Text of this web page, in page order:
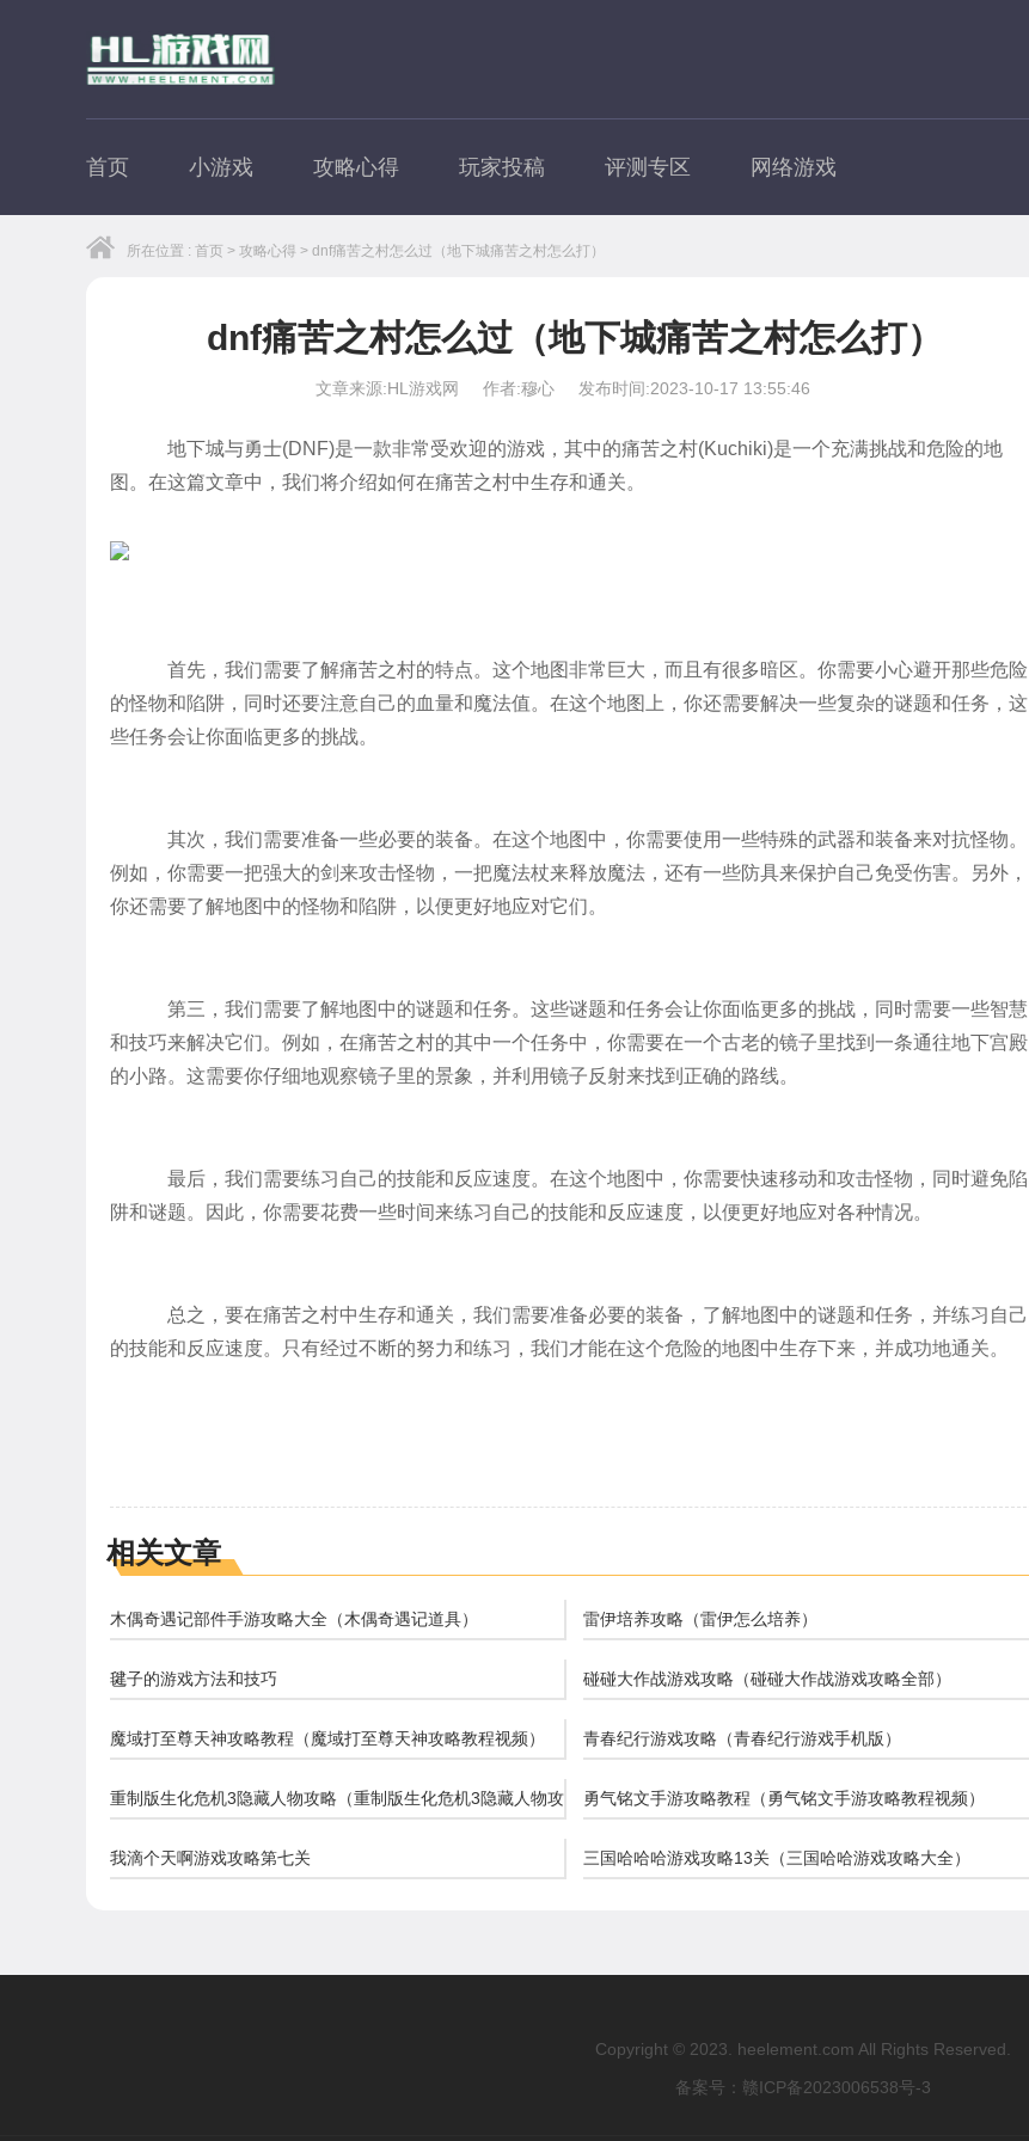
首页 小游戏 攻略心得 玩家投稿 评测专区 网络游戏
所在位置 : 首页 > 攻略心得 > dnf痛苦之村怎么过（地下城痛苦之村怎么打）
dnf痛苦之村怎么过（地下城痛苦之村怎么打）
文章来源:HL游戏网 作者:穆心 发布时间:2023-10-17 13:55:46
地下城与勇士(DNF)是一款非常受欢迎的游戏，其中的痛苦之村(Kuchiki)是一个充满挑战和危险的地
图。在这篇文章中，我们将介绍如何在痛苦之村中生存和通关。
首先，我们需要了解痛苦之村的特点。这个地图非常巨大，而且有很多暗区。你需要小心避开那些危险
的怪物和陷阱，同时还要注意自己的血量和魔法值。在这个地图上，你还需要解决一些复杂的谜题和任务，这
些任务会让你面临更多的挑战。
其次，我们需要准备一些必要的装备。在这个地图中，你需要使用一些特殊的武器和装备来对抗怪物。
例如，你需要一把强大的剑来攻击怪物，一把魔法杖来释放魔法，还有一些防具来保护自己免受伤害。另外，
你还需要了解地图中的怪物和陷阱，以便更好地应对它们。
第三，我们需要了解地图中的谜题和任务。这些谜题和任务会让你面临更多的挑战，同时需要一些智慧
和技巧来解决它们。例如，在痛苦之村的其中一个任务中，你需要在一个古老的镜子里找到一条通往地下宫殿
的小路。这需要你仔细地观察镜子里的景象，并利用镜子反射来找到正确的路线。
最后，我们需要练习自己的技能和反应速度。在这个地图中，你需要快速移动和攻击怪物，同时避免陷
阱和谜题。因此，你需要花费一些时间来练习自己的技能和反应速度，以便更好地应对各种情况。
总之，要在痛苦之村中生存和通关，我们需要准备必要的装备，了解地图中的谜题和任务，并练习自己
的技能和反应速度。只有经过不断的努力和练习，我们才能在这个危险的地图中生存下来，并成功地通关。
相关文章
木偶奇遇记部件手游攻略大全（木偶奇遇记道具） 雷伊培养攻略（雷伊怎么培养）
毽子的游戏方法和技巧 碰碰大作战游戏攻略（碰碰大作战游戏攻略全部）
魔域打至尊天神攻略教程（魔域打至尊天神攻略教程视频） 青春纪行游戏攻略（青春纪行游戏手机版）
重制版生化危机3隐藏人物攻略（重制版生化危机3隐藏人物攻
勇气铭文手游攻略教程（勇气铭文手游攻略教程视频）
我滴个天啊游戏攻略第七关 三国哈哈哈游戏攻略13关（三国哈哈游戏攻略大全）
Copyright © 2023. heelement.com All Rights Reserved.
备案号： 赣ICP备2023006538号-3